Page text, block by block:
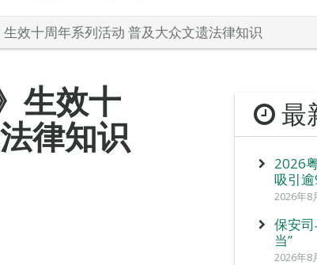
效十周年系列活动 普及大众文遗法律知识
生效十
律知识
最
2026
吸引
2026年8
保安
当”
2026年8